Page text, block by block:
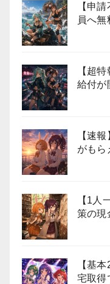
【申
員へ
【超
給付が
【速
がもら
【1人
策の現
【基
宅取得